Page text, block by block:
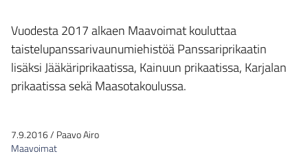
Vuodesta 2017 alkaen Maavoimat kouluttaa
taistelupanssarivaunumiehistöä Panssariprikaatin
lisäksi Jääkäriprikaatissa, Kainuun prikaatissa, Karjalan
prikaatissa sekä Maasotakoulussa.
7.9.2016/ Paavo Airo
Maavoimat